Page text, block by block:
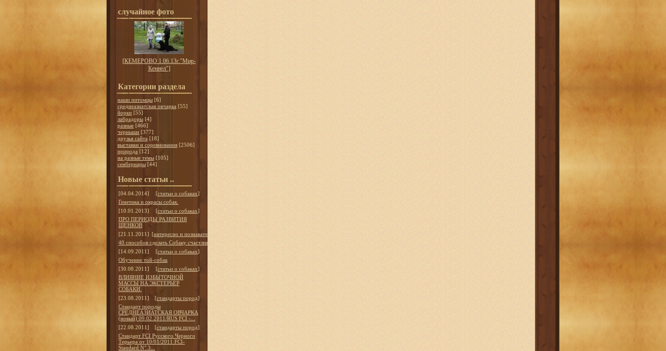
случайное фото
[КЕМЕРОВО 1.06.13г."Мир-
Кеннел"]
Категории раздела
наши питомцы [6]
среднеазиатская овчарка [55]
йорки [55]
лабрадоры [4]
разные [466]
черныши [377]
друзья сайта [18]
выставки и соревнования [2506]
природа [12]
на разные темы [105]
сенбернары [44]
Новые статьи ..
[04.04.2014] [статьи о собаках]
Генетика и окрасы собак.
[10.01.2013]
[статьи о собаках]
ПРО ПЕРИОДЫ РАЗВИТИЯ
ЩЕНКОВ
[21.11.2011] [интересно и познавательно
40 способов сделать Собаку счастливой
[14.09.2011]
[статьи о собаках]
Обучение той-собак
[30.08.2011]
[статьи о собаках]
ВЛИЯНИЕ ИЗБЫТОЧНОЙ
МАССЫ НА ЭКСТЕРЬЕР
СОБАКИ.
[23.08.2011]
[стандарты пород]
Стандарт породы
СРЕДНЕАЗИАТСКАЯ ОВЧАРКА
(новый) 09.02.2011/RUS FCI -...
[22.08.2011]
[стандарты пород]
Стандарт FCI Русского Черного
Терьера от 10/01/2011 FCI-
Standard N° 3...